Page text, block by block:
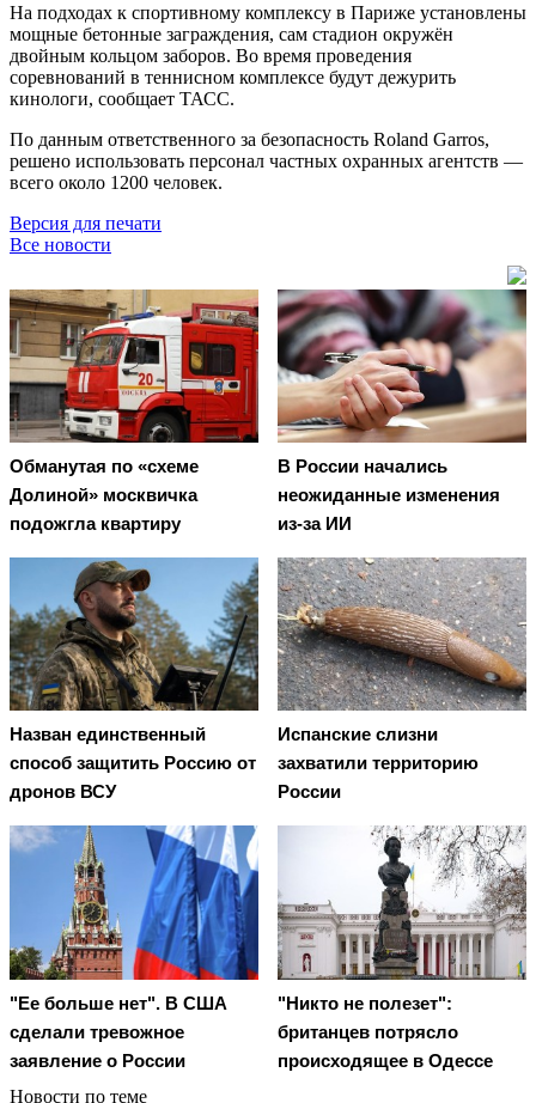
На подходах к спортивному комплексу в Париже установлены
мощные бетонные заграждения, сам стадион окружён
двойным кольцом заборов. Во время проведения
соревнований в теннисном комплексе будут дежурить
кинологи, сообщает ТАСС.
По данным ответственного за безопасность Roland Garros,
решено использовать персонал частных охранных агентств —
всего около 1200 человек.
Версия для печати
Все новости
Обманутая по «схеме
Долиной» москвичка
подожгла квартиру
В России начались
неожиданные изменения
из-за ИИ
Назван единственный
способ защитить Россию от
дронов ВСУ
Испанские слизни
захватили территорию
России
"Ее больше нет". В США
сделали тревожное
заявление о России
"Никто не полезет":
британцев потрясло
происходящее в Одессе
Новости по теме